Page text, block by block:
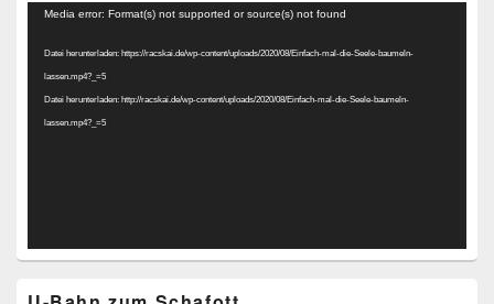
Video-
Media error: Format(s) not supported or source(s) not found
Datei herunterladen: https://racskai.de/wp-content/uploads/2020/08/Einfach-mal-die-Seele-baumeln-
lassen.mp4?_=5
Datei herunterladen: http://racskai.de/wp-content/uploads/2020/08/Einfach-mal-die-Seele-baumeln-
lassen.mp4?_=5